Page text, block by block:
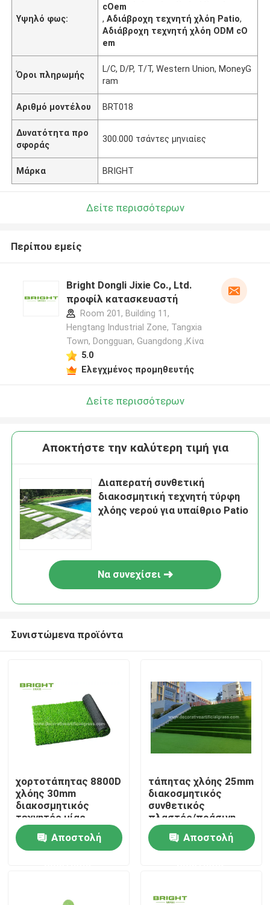
Σπίτι
Σχετικά με εμάς
Υψηλό φως:
cOem
,Αδιάβροχη τεχνητή χλόη Patio,
Αδιάβροχη τεχνητή χλόη ODM cO
em
Όροι πληρωμής
L/C, D/P, T/T, Western Union, MoneyG
ram
Αριθμό μοντέλου BRT018
Δυνατότητα προ
σφοράς
300.000 τσάντες μηνιαίες
Μάρκα BRIGHT
Δείτε περισσότερων
Περίπου εμείς
Bright Dongli Jixie Co., Ltd.
προφίλ κατασκευαστή
Room 201, Building 11,
Hengtang Industrial Zone, Tangxia
Town, Dongguan, Guangdong ,Κίνα
5.0
Ελεγχμένος προμηθευτής
Δείτε περισσότερων
Αποκτήστε την καλύτερη τιμή για
Διαπερατή συνθετική
διακοσμητική τεχνητή τύρφη
χλόης νερού για υπαίθριο Patio
Να συνεχίσει
Συνιστώμενα προϊόντα
χορτοτάπητας 8800D
χλόης 30mm
διακοσμητικός
τεχνητός μίας
χρήσης για τη
δεξίωση γάμου
Αποστολή
τάπητας χλόης 25mm
διακοσμητικός
συνθετικός
πλαστός/πράσινη
τεχνητή χλόη
60*120cm
σκαλοπατιών
Αποστολή